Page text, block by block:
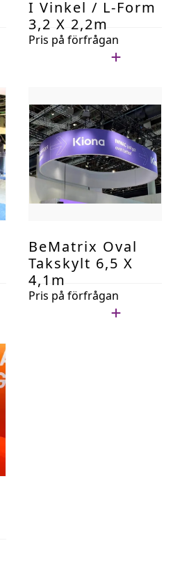
I Vinkel / L-Form
3,2 X 2,2m
Pris på förfrågan
BeMatrix Oval
Takskylt 6,5 X
4,1m
Pris på förfrågan